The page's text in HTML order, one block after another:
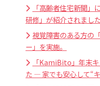
「高齢者住宅新聞」
研修」が紹介されました
視覚障害のある方の
ー」を実施。
「KamiBito」年末
た — 家でも安心して“キ